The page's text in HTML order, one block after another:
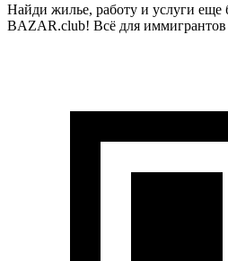
Найди жилье, работу и услуги еще
BAZAR.club! Всё для иммигрантов